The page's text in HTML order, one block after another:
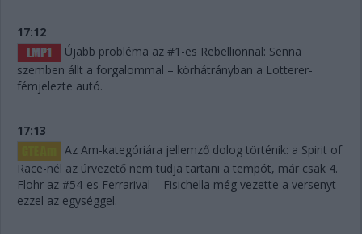
17:12
Újabb probléma az #1-es Rebellionnal: Senna
szemben állt a forgalommal – körhátrányban a Lotterer-
fémjelezte autó.
17:13
Az Am-kategóriára jellemző dolog történik: a Spirit of
Race-nél az úrvezető nem tudja tartani a tempót, már csak 4.
Flohr az #54-es Ferrarival – Fisichella még vezette a versenyt
ezzel az egységgel.